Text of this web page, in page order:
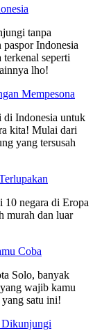
tanpa
Indonesia
seperti
lho!
Mempesona
di Indonesia untuk
kita! Mulai dari
yang tersusah
negara di Eropa
murah dan luar
Coba
Solo, banyak
wajib kamu
satu ini!
Dikunjungi